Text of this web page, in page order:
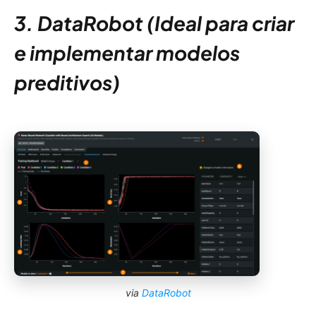
3. DataRobot (Ideal para criar
e implementar modelos
preditivos)
via DataRobot